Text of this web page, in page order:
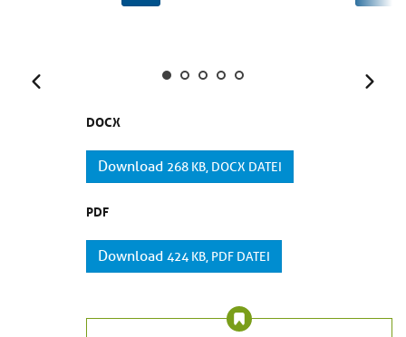
DOCX
Download 268 KB, DOCX DATEI
PDF
Download 424 KB, PDF DATEI